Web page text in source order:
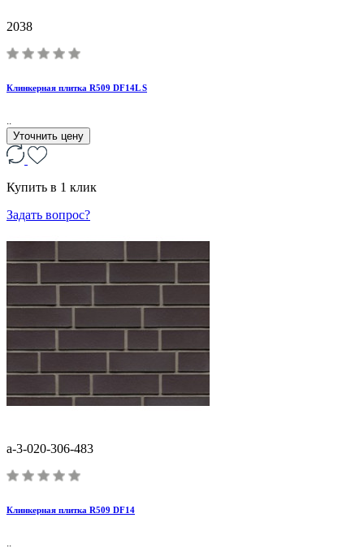
2038
Клинкерная плитка R509 DF14L S
Уточнить цену
Купить в 1 клик
Задать вопрос?
a-3-020-306-483
Клинкерная плитка R509 DF14